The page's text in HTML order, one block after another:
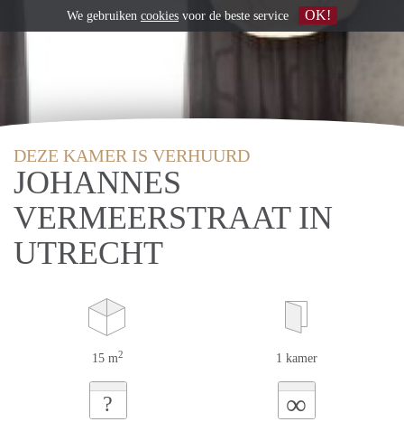
DEZE KAMER IS VERHUURD
JOHANNES
VERMEERSTRAAT IN
UTRECHT
15 m2 1 kamer
? ∞
We gebruiken cookies voor de beste service OK!